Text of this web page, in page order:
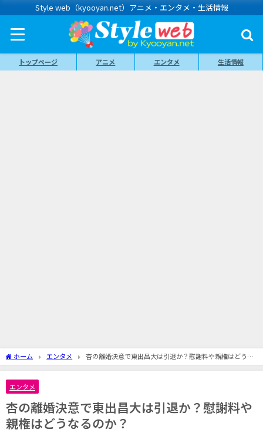
Style web（kyooyan.net）アニメ・エンタメ・生活情報
トップページ アニメ エンタメ 生活情報
ホーム エンタメ
杏の離婚決意で東出昌大は引退か？慰謝料や親権はどうな
るのか？
エンタメ
杏の離婚決意で東出昌大は引退か？慰謝料や
親権はどうなるのか？